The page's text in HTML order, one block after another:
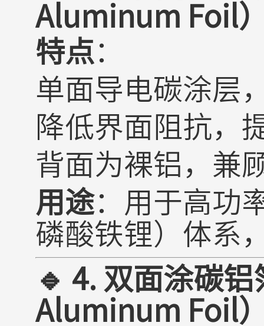
Aluminum Foil
特点 ：
单面导电碳涂层
降低界面阻抗，
背面为裸铝，兼
用途：用于高功
磷酸铁锂）体系
🔹 4. 双面涂碳铝
Aluminum Foil